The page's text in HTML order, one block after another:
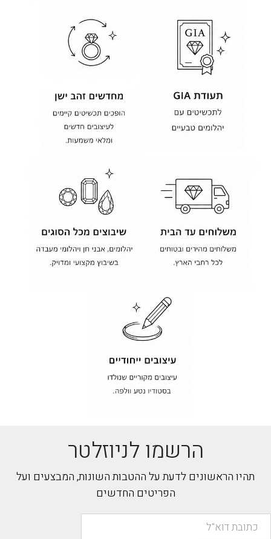
הרשמו לניוזלטר
תהיו הראשונים לדעת על ההטבות השונות, המבצעים ועל
הפריטים החדשים